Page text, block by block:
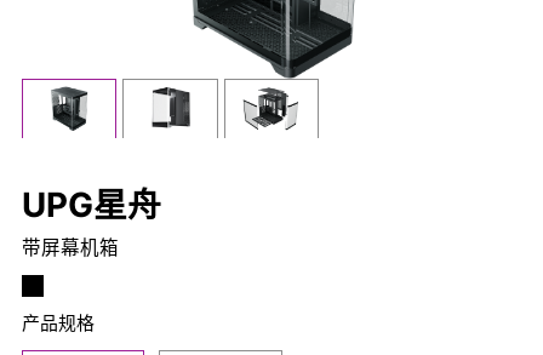
UPG星舟
带屏幕机箱
产品规格